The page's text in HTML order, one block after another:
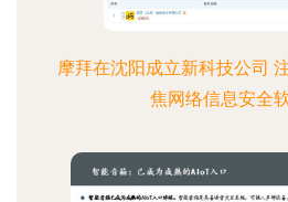
摩拜在沈阳成立新科技公司
焦网络信息安全